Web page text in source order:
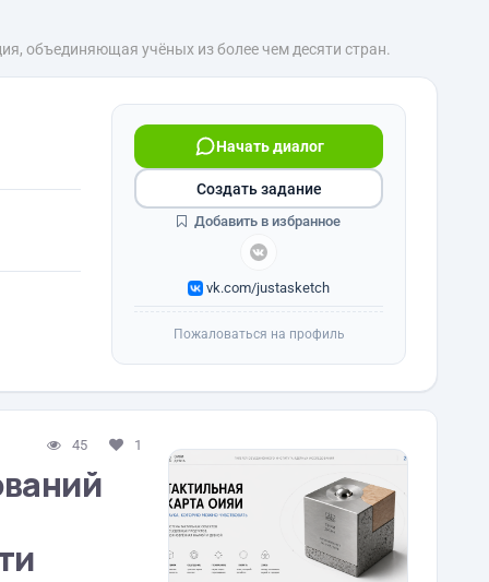
объединяющая учёных из более чем десяти стран.
Начать диалог
vk.com/justasketch
Создать задание
Добавить в избранное
Пожаловаться на профиль
45 1